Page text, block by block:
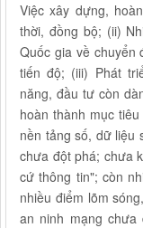
Việc xây dựng,
thời, đồng bộ; (ii)
Quốc gia về
tiến độ; (iii) Phát
năng, đầu tư còn
hoàn thành mục
nền tảng số, dữ liệu
chưa đột phá; chưa
cứ thông tin"; còn
nhiều điểm lõm
an ninh mạng